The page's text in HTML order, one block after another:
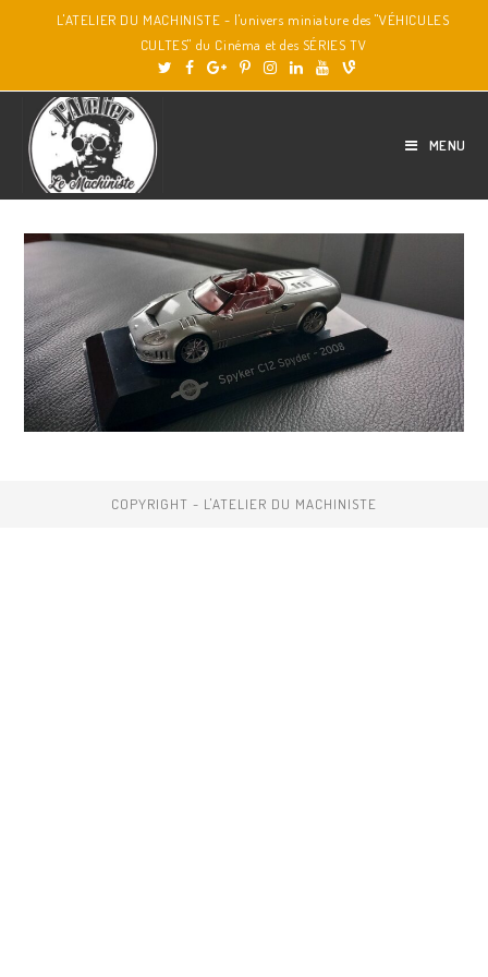
L'ATELIER DU MACHINISTE - l'univers miniature des "VÉHICULES
CULTES" du Cinéma et des SÉRIES TV
MENU
COPYRIGHT - L'ATELIER DU MACHINISTE